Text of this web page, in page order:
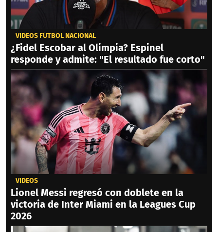
VIDEOS FÚTBOL NACIONAL
¿Fidel Escobar al Olimpia? Espinel
responde y admite: "El resultado fue corto"
VIDEOS
Lionel Messi regresó con doblete en la
victoria de Inter Miami en la Leagues Cup
2026